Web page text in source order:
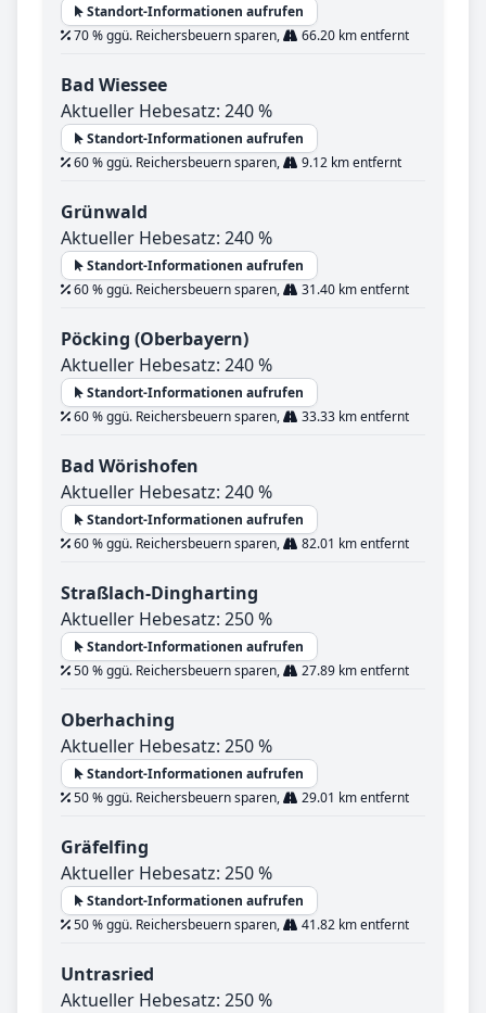
Standort-Informationen aufrufen
70 % ggü. Reichersbeuern sparen,
66.20 km entfernt
Bad Wiessee
Aktueller Hebesatz: 240 %
Standort-Informationen aufrufen
60 % ggü. Reichersbeuern sparen,
9.12 km entfernt
Grünwald
Aktueller Hebesatz: 240 %
Standort-Informationen aufrufen
60 % ggü. Reichersbeuern sparen,
31.40 km entfernt
Pöcking (Oberbayern)
Aktueller Hebesatz: 240 %
Standort-Informationen aufrufen
60 % ggü. Reichersbeuern sparen,
33.33 km entfernt
Bad Wörishofen
Aktueller Hebesatz: 240 %
Standort-Informationen aufrufen
60 % ggü. Reichersbeuern sparen,
82.01 km entfernt
Straßlach-Dingharting
Aktueller Hebesatz: 250 %
Standort-Informationen aufrufen
50 % ggü. Reichersbeuern sparen,
27.89 km entfernt
Oberhaching
Aktueller Hebesatz: 250 %
Standort-Informationen aufrufen
50 % ggü. Reichersbeuern sparen,
29.01 km entfernt
Gräfelfing
Aktueller Hebesatz: 250 %
Standort-Informationen aufrufen
50 % ggü. Reichersbeuern sparen,
41.82 km entfernt
Untrasried
Aktueller Hebesatz: 250 %